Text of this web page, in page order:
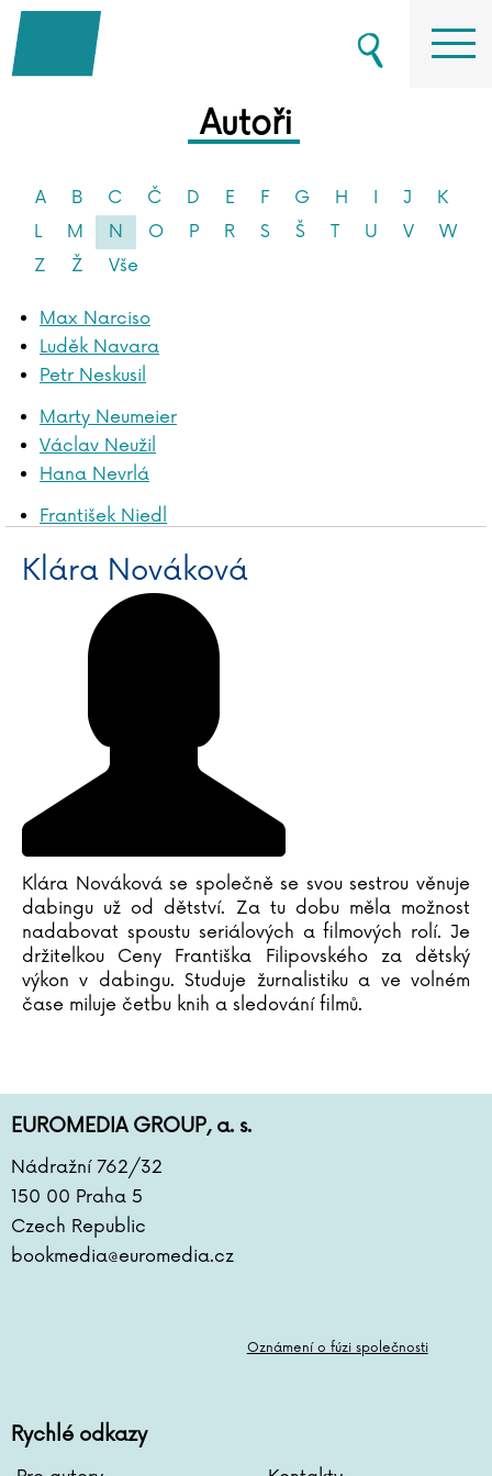
Autoři
A B C Č D E F G H I J
K
L
M N O P R S Š T U V
W
Z
Ž Vše
Max Narciso
Luděk Navara
Petr Neskusil
Marty Neumeier
Václav Neužil
Hana Nevrlá
František Niedl
Jan Novák
Klára Nováková
David Novotný
Klára Nováková
Klára Nováková se společně se svou sestrou věnuje
dabingu už od dětství. Za tu dobu měla možnost
nadabovat spoustu seriálových a filmových rolí. Je
držitelkou Ceny Františka Filipovského za dětský
výkon v dabingu. Studuje žurnalistiku a ve volném
čase miluje četbu knih a sledování filmů.
EUROMEDIA GROUP, a. s.
Nádražní 762/32
150 00 Praha 5
Czech Republic
bookmedia@euromedia.cz
Oznámení o fúzi společnosti
Rychlé odkazy